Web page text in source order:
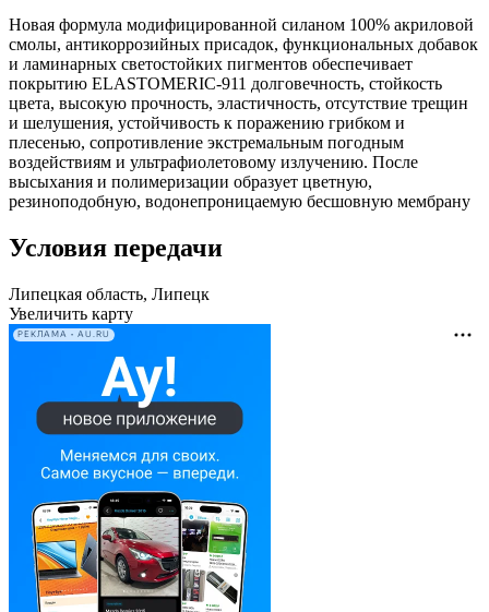
Новая формула модифицированной силаном 100% акриловой
смолы, антикоррозийных присадок, функциональных добавок
и ламинарных светостойких пигментов обеспечивает
покрытию ELASTOMERIC-911 долговечность, стойкость
цвета, высокую прочность, эластичность, отсутствие трещин
и шелушения, устойчивость к поражению грибком и
плесенью, сопротивление экстремальным погодным
воздействиям и ультрафиолетовому излучению. После
высыхания и полимеризации образует цветную,
резиноподобную, водонепроницаемую бесшовную мембрану
Условия передачи
Липецкая область, Липецк
Увеличить карту
РЕКЛАМА • AU.RU